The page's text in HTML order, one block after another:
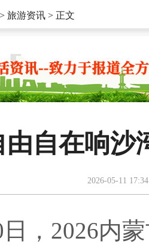
> 旅游资讯 > 正文
由自在响沙
2026-05-11
2026内蒙